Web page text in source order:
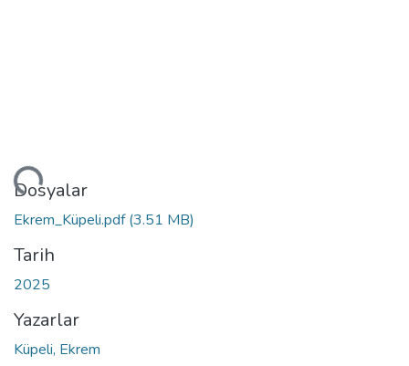
Dosyalar
Ekrem_Küpeli.pdf(3.51 MB)
Tarih
2025
Yazarlar
Küpeli, Ekrem